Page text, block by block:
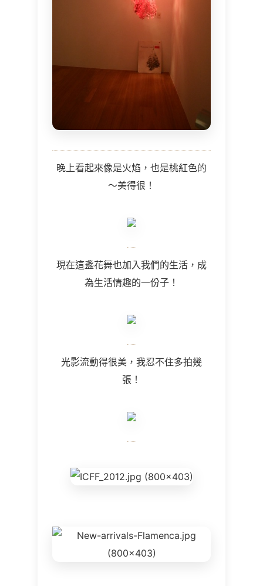
晚上看起來像是火焰，也是桃紅色的
～美得很！
現在這盞花舞也加入我們的生活，成
為生活情趣的一份子！
光影流動得很美，我忍不住多拍幾
張！